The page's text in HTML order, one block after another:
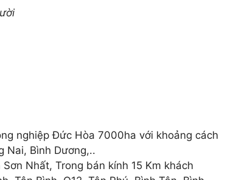
nghiệp Đức Hòa 7000ha với khoảng cách
Nai, Bình Dương,..
Nhất, Trong bán kính 15 Km khách